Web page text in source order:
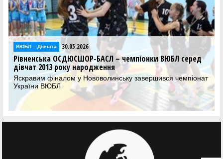
30.05.2026
БАСЛ – чемпіонки ВЮБЛ серед
народження
у Нововолинську завершився чемпіонат
30.05.2026
Фінал
Дивіться
ВЮБЛ серед